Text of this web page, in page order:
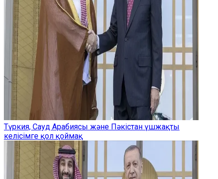
Түркия, Сауд Арабиясы және Пәкістан үшжақты
келісімге қол қоймақ